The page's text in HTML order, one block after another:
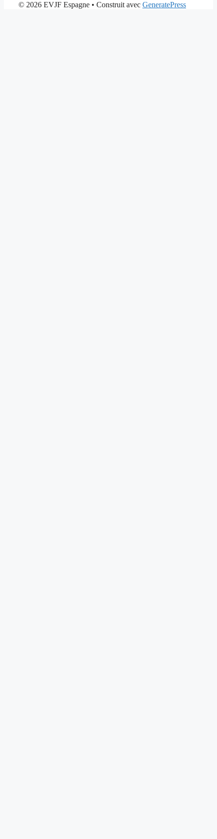
© 2026 EVJF Espagne • Construit avec GeneratePress